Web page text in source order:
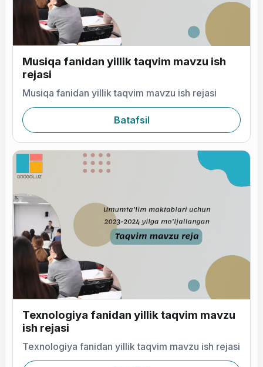
Musiqa fanidan yillik taqvim mavzu ish
rejasi
Musiqa fanidan yillik taqvim mavzu ish rejasi
Batafsil
Texnologiya fanidan yillik taqvim mavzu
ish rejasi
Texnologiya fanidan yillik taqvim mavzu ish rejasi